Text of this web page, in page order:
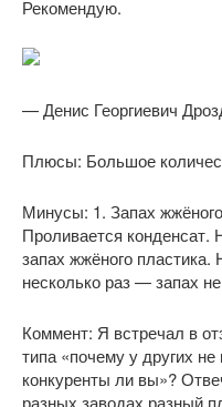
Рекомендую.
— Денис Георгиевич
Плюсы: Большое
Минусы: 1. Запах
Проливается
запах жжёного
несколько раз — запах
Коммент: Я встречал в
типа «почему у других
конкуренты ли вы»?
разных заводах разный